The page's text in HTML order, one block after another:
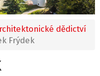
dědictví
Frýdek